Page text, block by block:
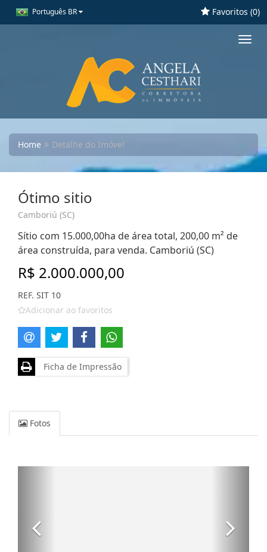
Português BR Favoritos (0)
Home Detalhe do Imóvel
Ótimo sitio
Camboriú (SC)
Sítio com 15.000,00ha de área total, 200,00 m² de
área construída, para venda. Camboriú (SC)
R$ 2.000.000,00
REF. SIT 10
Adicionar ao favoritos
Ficha de Impressão
Fotos